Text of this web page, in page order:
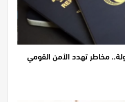
مخاطر تهدد الأمن القومي